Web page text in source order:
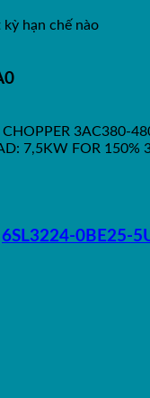
hạn chế nào
3AC380-
7,5KW FOR
6SL3224-0BE25-